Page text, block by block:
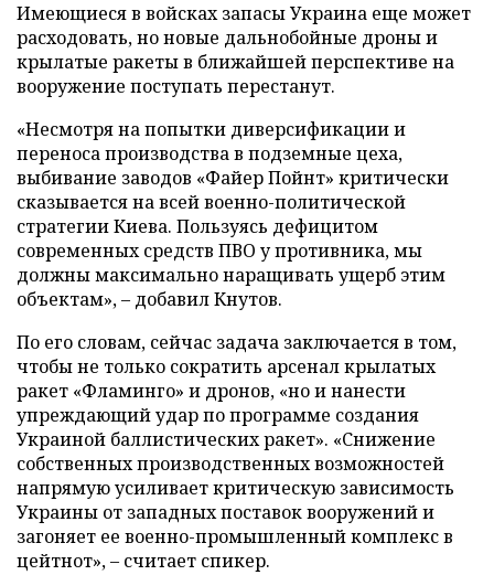
Имеющиеся в войсках запасы Украина еще может
расходовать, но новые дальнобойные дроны и
крылатые ракеты в ближайшей перспективе на
вооружение поступать перестанут.
«Несмотря на попытки диверсификации и
переноса производства в подземные цеха,
выбивание заводов «Файер Пойнт» критически
сказывается на всей военно-политической
стратегии Киева. Пользуясь дефицитом
современных средств ПВО у противника, мы
должны максимально наращивать ущерб этим
объектам», – добавил Кнутов.
По его словам, сейчас задача заключается в том,
чтобы не только сократить арсенал крылатых
ракет «Фламинго» и дронов, «но и нанести
упреждающий удар по программе создания
Украиной баллистических ракет». «Снижение
собственных производственных возможностей
напрямую усиливает критическую зависимость
Украины от западных поставок вооружений и
загоняет ее военно-промышленный комплекс в
цейтнот», – считает спикер.